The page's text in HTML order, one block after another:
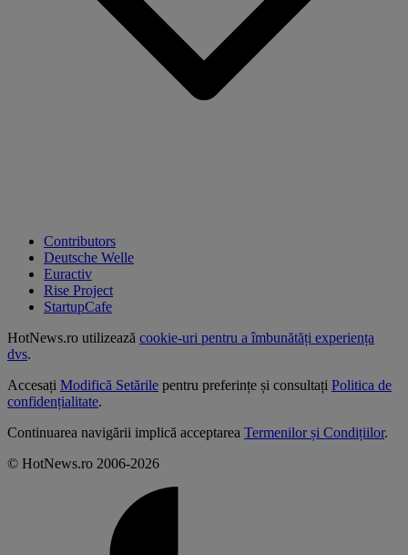
Contributors
Deutsche Welle
Euractiv
Rise Project
StartupCafe
HotNews.ro utilizează cookie-uri pentru a îmbunătăți experiența
dvs.
Accesați Modifică Setările pentru preferințe și consultați Politica de
confidențialitate.
Continuarea navigării implică acceptarea Termenilor și Condițiilor.
© HotNews.ro 2006-2026